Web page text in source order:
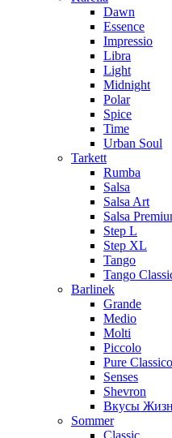
Dawn
Essence
Impressio
Libra
Light
Midnight
Polar
Spice
Time
Urban Soul
Tarkett
Rumba
Salsa
Salsa Art
Salsa
Step L
Step XL
Tango
Tango
Barlinek
Grande
Medio
Molti
Piccolo
Pure
Senses
Shevron
Вкусы
Sommer
Classic